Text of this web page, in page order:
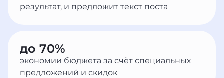
результат, и предложит текст поста
до 70%
экономии бюджета за счёт специальных
предложений и скидок